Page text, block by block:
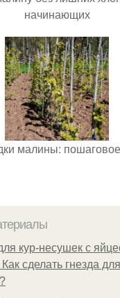
начинающих
малины:
кур-несушек с
сделать гнезда